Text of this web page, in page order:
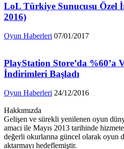
LoL Türkiye Sunucusu Özel
2016)
Oyun Haberleri 07/01/2017
PlayStation Store’da %60’a
İndirimleri Başladı
Oyun Haberleri 24/12/2016
Hakkımızda
Gelişen ve sürekli yenilenen oyun
amacı ile Mayıs 2013 tarihinde
değerli okurlarına güncel olarak oyun
aktarmayı hedeflemiştir.